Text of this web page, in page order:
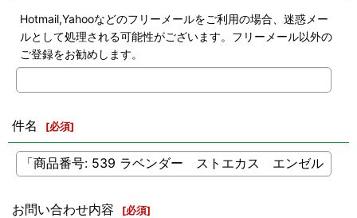
Hotmail,Yahooなどのフリーメールをご利用の場合、迷惑メー
ルとして処理される可能性がございます。フリーメール以外の
ご登録をお勧めします。
件名 [必須]
お問い合わせ内容 [必須]